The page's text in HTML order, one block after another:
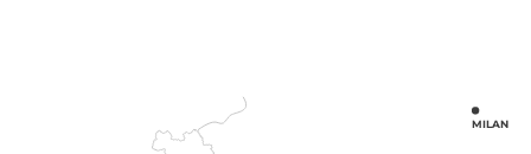
MILAN